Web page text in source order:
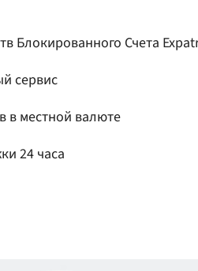
Блокированного Счета
сервис
в местной валюте
24 часа